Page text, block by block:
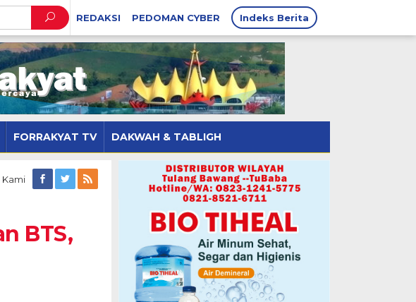
REDAKSI PEDOMAN CYBER Indeks Berita
FORRAKYAT TV DAKWAH & TABLIGH
Kami
BTS,